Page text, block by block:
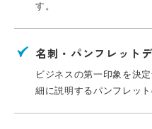
す。
名刺・パンフレット
ビジネスの第一印象を決
細に説明するパンフレッ